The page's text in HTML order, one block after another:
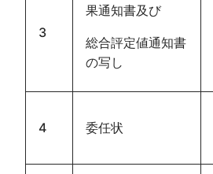
3
果通知書及び
総合評定値通知書
の写し
4 委任状